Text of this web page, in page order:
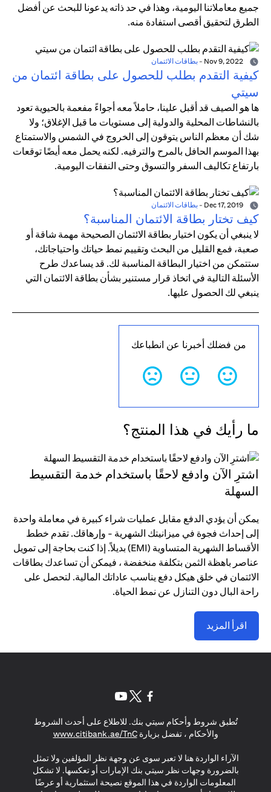
جميع معاملاتنا اليومية، وهذا في حد ذاته يدعونا للبحث عن أفضل
الطرق لتحقيق أقصى استفادة منه.
- بطاقات الائتمان
كيفية التقدم بطلب للحصول على بطاقة ائتمان من
سيتي
ها هو الصيف قد أقبل علينا، حاملاً معه أجواءً مفعمة بالحيوية تعود
بالنشاطات المحلية والدولية إلى مستويات ما قبل الإغلاق؛ ولا
شك أن معظم الناس يتوقون إلى الخروج في الشمس والاستمتاع
بهذا الموسم الحافل بالمرح والترفيه. لكنه يحمل معه أيضًا توقعات
بارتفاع تكاليف السفر والتسوق وحتى النفقات اليومية.
- بطاقات الائتمان
كيف تختار بطاقة الائتمان المناسبة؟
لا ينبغي أن يكون اختيار بطاقة الائتمان الصحيحة مهمة شاقة أو
صعبة، فمع القليل من البحث وتقييم نمط حياتك واحتياجاتك،
ستتمكن من اختيار البطاقة المناسبة لك. قد يساعدك طرح
الأسئلة التالية في اتخاذ قرار مستنير بشأن بطاقة الائتمان التي
ينبغي لك الحصول عليها.
من فضلك أخبرنا عن انطباعك
ما رأيك في هذا المنتج؟
اشترِ الآن وادفع لاحقًا باستخدام خدمة التقسيط
السهلة
يمكن أن يؤدي الدفع مقابل عمليات شراء كبيرة في معاملة واحدة
إلى إحداث فجوة في ميزانيتك الشهرية - وإرهاقك. تقدم خطط
الأقساط الشهرية المتساوية (EMI) بديلاً. إذا كنت بحاجة إلى تمويل
عناصر باهظة الثمن بتكلفة منخفضة ، فيمكن أن تساعدك بطاقات
الائتمان في خلق هيكل دفع يناسب عاداتك المالية. لتحصل على
راحة البال دون التنازل عن نمط الحياة.
اقرأ المزيد
تُطبق شروط وأحكام سيتي بنك. للاطلاع على أحدث الشروط
والأحكام ، تفضل بزيارةwww.citibank.ae/TnC
in a new tab
الآراء الواردة هنا لا تعبر سوى عن وجهة نظر المؤلفين ولا تمثل
بالضرورة وجهات نظر سيتي بنك الإمارات أو تعكسها. لا تشكل
المعلومات الواردة في هذا الموقع نصيحة استثمارية أو عرضًا